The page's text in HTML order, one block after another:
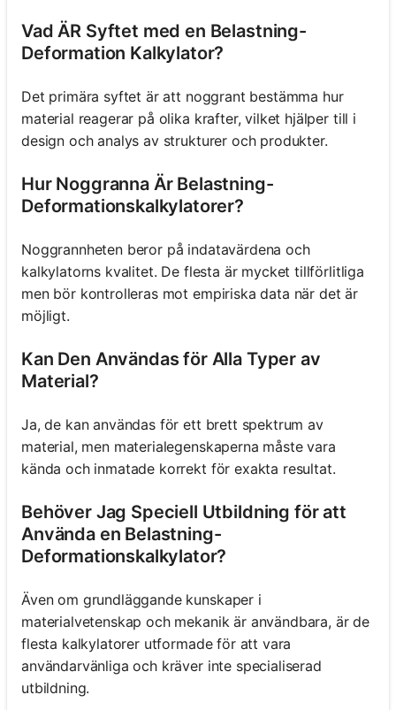
Vad ÄR Syftet med en Belastning-
Deformation Kalkylator?
Det primära syftet är att noggrant bestämma hur
material reagerar på olika krafter, vilket hjälper till i
design och analys av strukturer och produkter.
Hur Noggranna Är Belastning-
Deformationskalkylatorer?
Noggrannheten beror på indatavärdena och
kalkylatorns kvalitet. De flesta är mycket tillförlitliga
men bör kontrolleras mot empiriska data när det är
möjligt.
Kan Den Användas för Alla Typer av
Material?
Ja, de kan användas för ett brett spektrum av
material, men materialegenskaperna måste vara
kända och inmatade korrekt för exakta resultat.
Behöver Jag Speciell Utbildning för att
Använda en Belastning-
Deformationskalkylator?
Även om grundläggande kunskaper i
materialvetenskap och mekanik är användbara, är de
flesta kalkylatorer utformade för att vara
användarvänliga och kräver inte specialiserad
utbildning.